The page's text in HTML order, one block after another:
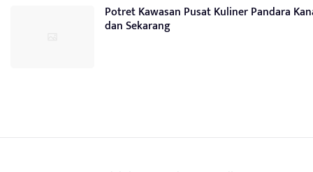
Potret Kawasan Pusat Kuliner Pandara
dan Sekarang